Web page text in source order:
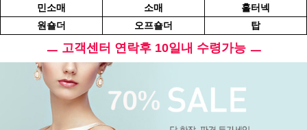
민소매
소매
홀터넥
원숄더
오프숄더 탑
ㅡ 고객센터 연락후 10일내 수령가능 ㅡ